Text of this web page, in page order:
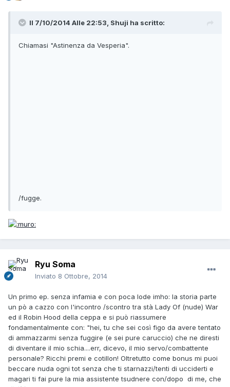
Il 7/10/2014 Alle 22:53, Shuji ha scritto:
Chiamasi "Astinenza da Vesperia".
/fugge.
Ryu Soma
Inviato 8 Ottobre, 2014
Un primo ep. senza infamia e con poca lode imho: la storia parte
un pò a cazzo con l'incontro /scontro tra stà Lady Of (nude) War
ed il Robin Hood della ceppa e si può riassumere
fondamentalmente con: "hei, tu che sei così figo da avere tentato
di ammazzarmi senza fuggire (e sei pure caruccio) che ne diresti
di diventare il mio schia....err, dicevo, il mio servo/combattente
personale? Ricchi premi e cotillon! Oltretutto come bonus mi puoi
beccare nuda ogni tot senza che ti starnazzi/tenti di ucciderti e
magari ti fai pure la mia assistente tsudnere con/dopo di me, che